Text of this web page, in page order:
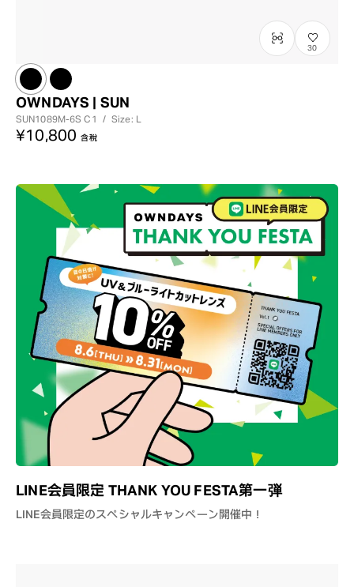
LINE会員限定 THANK YOU FESTA第一弾
LINE会員限定のスペシャルキャンペーン開催中！
30
OWNDAYS | SUN
SUN1089M-6SC1 / Size: L
¥10,800 含稅